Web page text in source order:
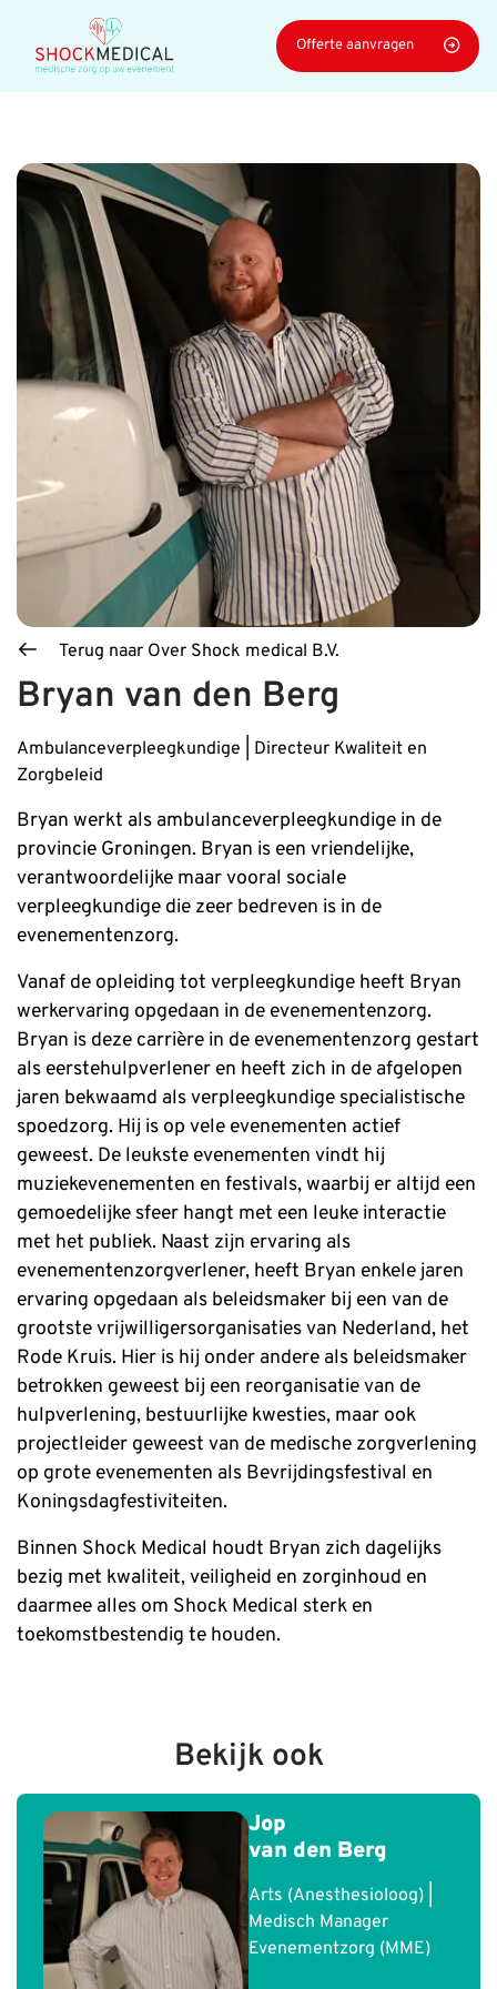
Navigatie
overslaan
Offerte aanvragen
Terug naar Over Shock medical B.V.
Bryan van den Berg
Blog_field_Functie
Ambulanceverpleegkundige | Directeur Kwaliteit en
Zorgbeleid
Bryan werkt als ambulanceverpleegkundige in de
provincie Groningen. Bryan is een vriendelijke,
verantwoordelijke maar vooral sociale
verpleegkundige die zeer bedreven is in de
evenementenzorg.
Vanaf de opleiding tot verpleegkundige heeft Bryan
werkervaring opgedaan in de evenementenzorg.
Bryan is deze carrière in de evenementenzorg gestart
als eerstehulpverlener en heeft zich in de afgelopen
jaren bekwaamd als verpleegkundige specialistische
spoedzorg. Hij is op vele evenementen actief
geweest. De leukste evenementen vindt hij
muziekevenementen en festivals, waarbij er altijd een
gemoedelijke sfeer hangt met een leuke interactie
met het publiek. Naast zijn ervaring als
evenementenzorgverlener, heeft Bryan enkele jaren
ervaring opgedaan als beleidsmaker bij een van de
grootste vrijwilligersorganisaties van Nederland, het
Rode Kruis. Hier is hij onder andere als beleidsmaker
betrokken geweest bij een reorganisatie van de
hulpverlening, bestuurlijke kwesties, maar ook
projectleider geweest van de medische zorgverlening
op grote evenementen als Bevrijdingsfestival en
Koningsdagfestiviteiten.
Binnen Shock Medical houdt Bryan zich dagelijks
bezig met kwaliteit, veiligheid en zorginhoud en
daarmee alles om Shock Medical sterk en
toekomstbestendig te houden.
Bekijk ook
Jop
van den Berg
Blog_field_Functie
Arts (Anesthesioloog) |
Medisch Manager
Evenementzorg (MME)